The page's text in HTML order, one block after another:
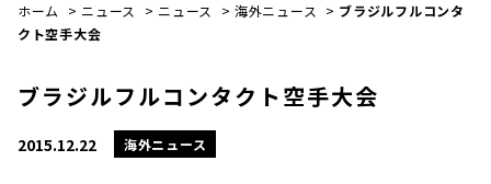
ホーム > ニュース > ニュース >海外ニュース > ブラジルフルコンタ
クト空手大会
ブラジルフルコンタクト空手大会
2015.12.22 海外ニュース